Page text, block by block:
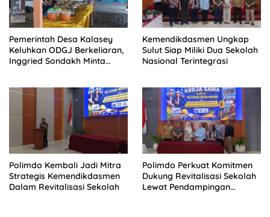
Pemerintah Desa Kalasey
Keluhkan ODGJ Berkeliaran,
Inggried Sondakh Minta
Kemendikdasmen Ungkap
Sulut Siap Miliki Dua Sekolah
Nasional Terintegrasi
Polimdo Kembali Jadi Mitra
Strategis Kemendikdasmen
Dalam Revitalisasi Sekolah
Polimdo Perkuat Komitmen
Dukung Revitalisasi Sekolah
Lewat Pendampingan